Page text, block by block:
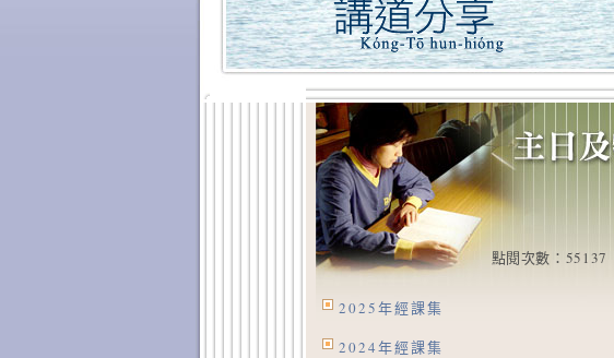
2025年經課集
2024年經課集
點閱次數：55137